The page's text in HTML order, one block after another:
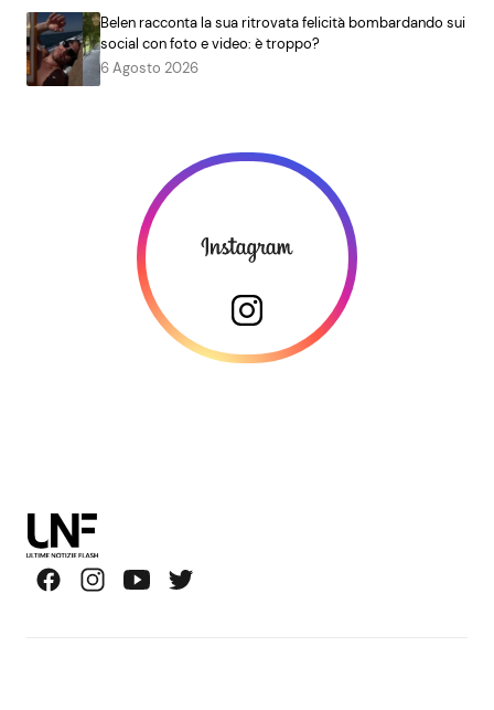
Belen racconta la sua ritrovata felicità bombardando sui
social con foto e video: è troppo?
6 Agosto 2026